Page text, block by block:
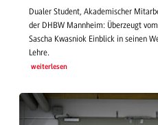
Dualer Student, Akademischer
der DHBW Mannheim: Überzeugt
Sascha Kwasniok Einblick in seinen
Lehre.
weiterlesen